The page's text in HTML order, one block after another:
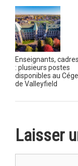
Enseignants,
: plusieurs postes
disponibles au
de Valleyfield
Laisser